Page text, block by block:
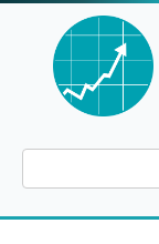
Перейти
контенту
Поиск: